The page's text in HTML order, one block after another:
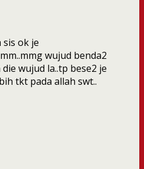
ok je
wujud benda2
wujud la..tp bese2 je
tkt pada allah swt..